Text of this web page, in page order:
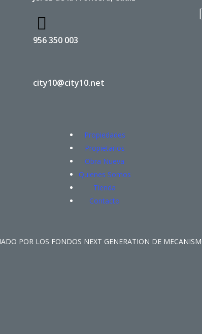
956 350 003
city10@city10.net
Propiedades
Propietarios
Obra Nueva
Quienes Somos
Tienda
Contacto
POR LOS FONDOS NEXT GENERATION DE